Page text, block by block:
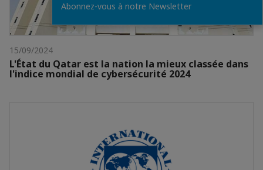
15/09/2024
L'État du Qatar est la nation la mieux classée dans
l'indice mondial de cybersécurité 2024
Abonnez-vous à notre Newsletter